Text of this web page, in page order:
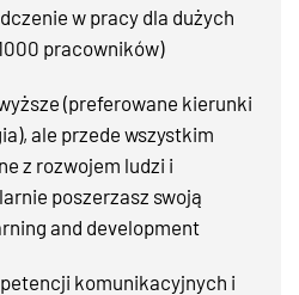
w pracy dla dużych
pracowników)
(preferowane kierunki
ale przede wszystkim
z rozwojem ludzi i
poszerzasz swoją
and development
komunikacyjnych i